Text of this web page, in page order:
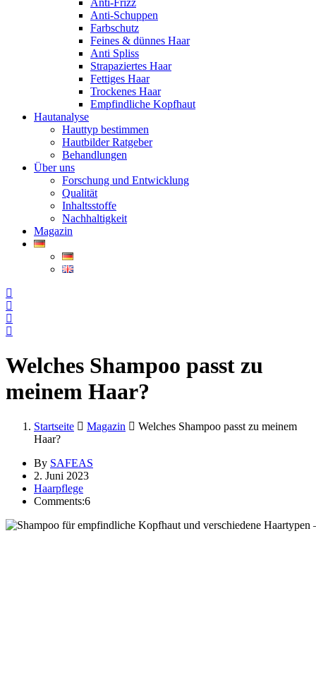
Anti-Schuppen
Farbschutz
Feines & dünnes Haar
Anti Spliss
Strapaziertes Haar
Fettiges Haar
Trockenes Haar
Empfindliche Kopfhaut
Hautanalyse
Hauttyp bestimmen
Hautbilder Ratgeber
Behandlungen
Über uns
Forschung und Entwicklung
Qualität
Inhaltsstoffe
Nachhaltigkeit
Magazin
Welches Shampoo passt zu
meinem Haar?
Startseite Magazin
Welches Shampoo passt zu meinem
Haar?
By SAFEAS
2. Juni 2023
Haarpflege
Comments:6